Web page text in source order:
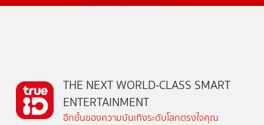
THE NEXT WORLD-CLASS SMART
ENTERTAINMENT
อีกขั้นของความบันเทิงระดับโลกตรงใจคุณ